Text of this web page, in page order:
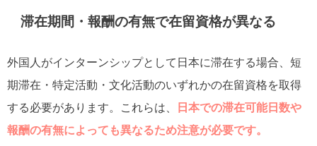
滞在期間・報酬の有無で在留資格が異なる
外国人がインターンシップとして日本に滞在する場合、短
期滞在・特定活動・文化活動のいずれかの在留資格を取得
する必要があります。これらは、
日本での滞在可能日数や
報酬の有無によっても異なるため注意が必要です。